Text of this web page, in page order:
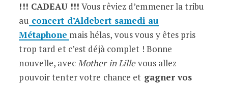
Gagnez vos places pour Aldebert
!!! CADEAU !!! Vous rêviez d’emmener la tribu
au concert d’Aldebert samedi au
Métaphone mais hélas, vous vous y êtes pris
trop tard et c’est déjà complet ! Bonne
nouvelle, avecMother in Lillevous allez
pouvoir tenter votre chance et gagner vos